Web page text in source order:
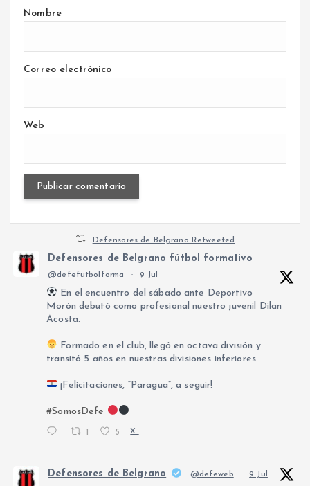
Nombre
Correo electrónico
Web
Defensores de Belgrano Retweeted
Defensores de Belgrano fútbol formativo
@defefutbolforma · 9 Jul
En el encuentro del sábado ante Deportivo
Morón debutó como profesional nuestro juvenil Dilan
Acosta.
Formado en el club, llegó en octava división y
transitó 5 años en nuestras divisiones inferiores.
¡Felicitaciones, “Paragua”, a seguir!
#SomosDefe
5 X
Defensores de Belgrano @defeweb · 9 Jul